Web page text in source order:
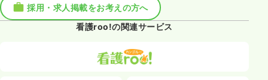
採用・求人掲載をお考えの方へ
看護roo!の関連サービス